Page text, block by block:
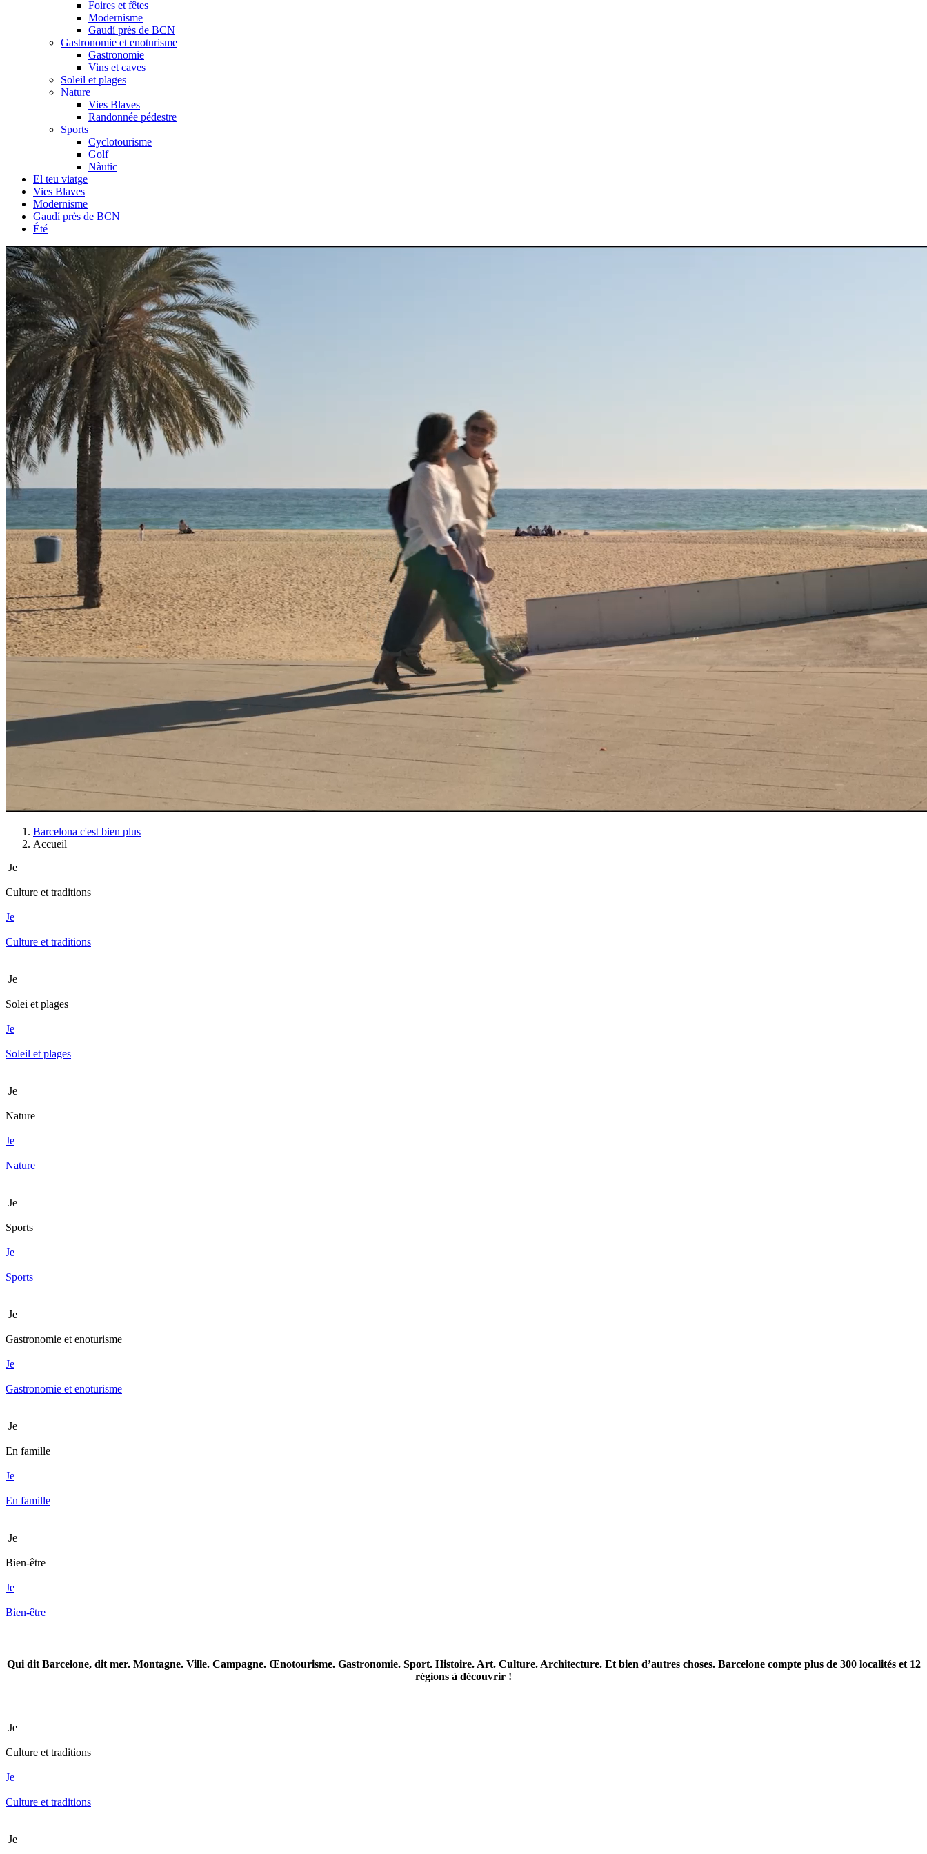
Foires et fêtes
Modernisme
Gaudí près de BCN
Gastronomie et enoturisme
Gastronomie
Vins et caves
Soleil et plages
Nature
Vies Blaves
Randonnée pédestre
Sports
Cyclotourisme
Golf
Nàutic
El teu viatge
Vies Blaves
Modernisme
Gaudí près de BCN
Été
Barcelona c'est bien plus
Accueil
Je
Culture et traditions
Je
Culture et traditions
Je
Solei et plages
Je
Soleil et plages
Je
Nature
Je
Nature
Je
Sports
Je
Sports
Je
Gastronomie et enoturisme
Je
Gastronomie et enoturisme
Je
En famille
Je
En famille
Je
Bien-être
Je
Bien-être
Qui dit Barcelone, dit mer. Montagne. Ville. Campagne. Œnotourisme. Gastronomie. Sport. Histoire. Art. Culture. Architecture. Et bien d’autres choses. Barcelone compte plus de 300 localités et 12
régions à découvrir !
Je
Culture et traditions
Je
Culture et traditions
Je